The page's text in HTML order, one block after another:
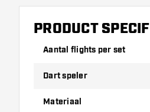
PRODUCT
Aantal flights per set
Dart speler
Materiaal